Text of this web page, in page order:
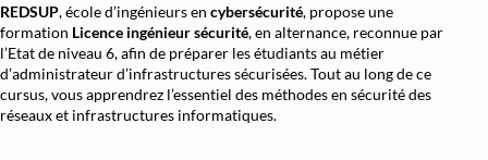
REDSUP, école d’ingénieurs en cybersécurité, propose une
formation Licence ingénieur sécurité, en alternance, reconnue par
l’Etat de niveau 6, afin de préparer les étudiants au métier
d’administrateur d’infrastructures sécurisées. Tout au long de ce
cursus, vous apprendrez l’essentiel des méthodes en sécurité des
réseaux et infrastructures informatiques.